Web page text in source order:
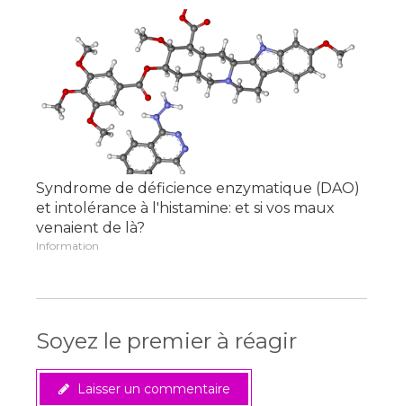
Syndrome de déficience enzymatique (DAO)
et intolérance à l'histamine: et si vos maux
venaient de là?
Information
Soyez le premier à réagir
Laisser un commentaire